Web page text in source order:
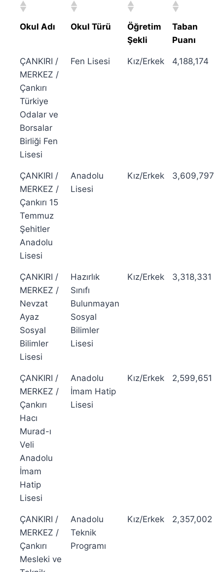
Okul Adı Okul Türü
Öğretim
Şekli
Taban
Puanı
ÇANKIRI /
MERKEZ /
Çankırı
Türkiye
Odalar ve
Borsalar
Birliği Fen
Lisesi
Fen Lisesi Kız/Erkek 4,188,174
ÇANKIRI /
MERKEZ /
Çankırı 15
Temmuz
Şehitler
Anadolu
Lisesi
Anadolu
Lisesi
Kız/Erkek 3,609,797
ÇANKIRI /
MERKEZ /
Nevzat
Ayaz
Sosyal
Bilimler
Lisesi
Hazırlık
Sınıfı
Bulunmayan
Sosyal
Bilimler
Lisesi
Kız/Erkek 3,318,331
ÇANKIRI /
MERKEZ /
Çankırı
Hacı
Murad-ı
Veli
Anadolu
İmam
Hatip
Lisesi
Anadolu
İmam Hatip
Lisesi
Kız/Erkek 2,599,651
ÇANKIRI /
MERKEZ /
Çankırı
Mesleki ve
Anadolu
Teknik
Programı
Kız/Erkek 2,357,002